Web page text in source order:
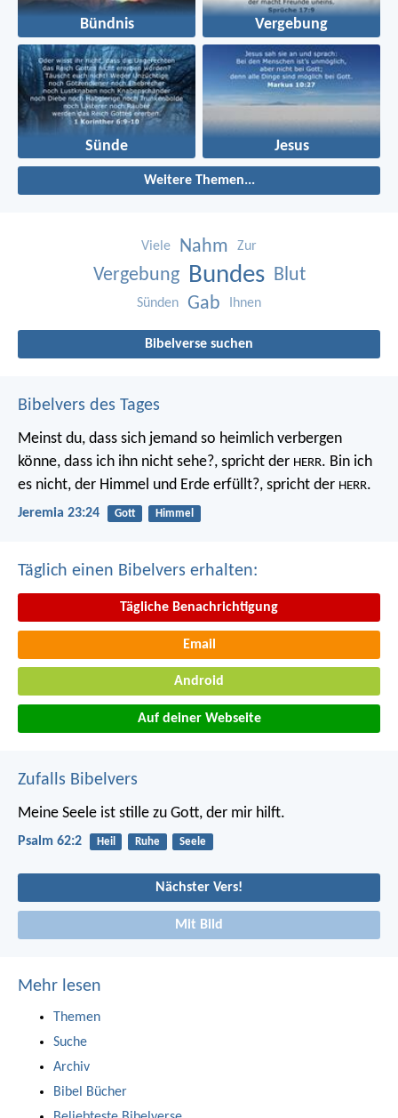
Bündnis Vergebung
Sünde Jesus
Weitere Themen...
Viele Nahm Zur
Vergebung Bundes Blut
Sünden Gab Ihnen
Bibelverse suchen
Bibelvers des Tages
Meinst du, dass sich jemand so heimlich verbergen
könne, dass ich ihn nicht sehe?, spricht der HERR. Bin ich
es nicht, der Himmel und Erde erfüllt?, spricht der HERR.
Jeremia 23:24 Gott Himmel
Täglich einen Bibelvers erhalten:
Tägliche Benachrichtigung
Email
Android
Auf deiner Webseite
Zufalls Bibelvers
Meine Seele ist stille zu Gott, der mir hilft.
Psalm 62:2 Heil Ruhe Seele
Nächster Vers!
Mit Bild
Mehr lesen
Themen
Suche
Archiv
Bibel Bücher